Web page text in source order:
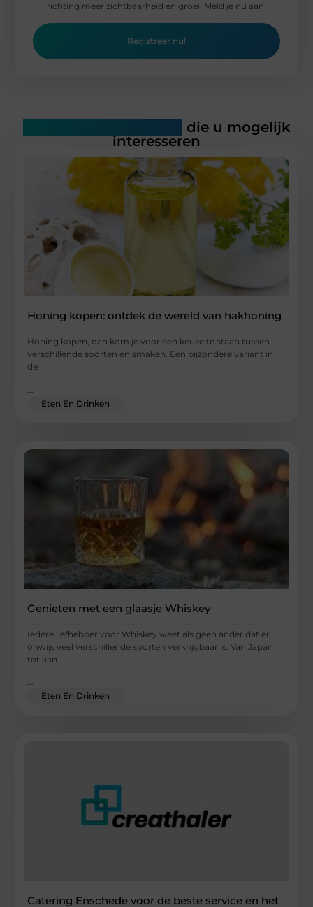
richting meer zichtbaarheid en groei. Meld je nu aan!
Registreer nu!
die u mogelijk
interesseren
Honing kopen: ontdek de wereld van hakhoning
Honing kopen, dan kom je voor een keuze te staan tussen
verschillende soorten en smaken. Een bijzondere variant in
de
Eten En Drinken
Genieten met een glaasje Whiskey
Iedere liefhebber voor Whiskey weet als geen ander dat er
onwijs veel verschillende soorten verkrijgbaar is. Van Japan
tot aan
...
Eten En Drinken
Catering Enschede voor de beste service en het